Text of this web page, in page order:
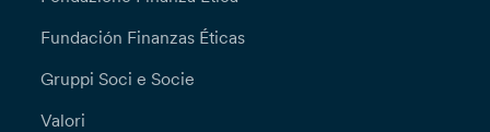
Fundación Finanzas Éticas
Gruppi Soci e Socie
Valori